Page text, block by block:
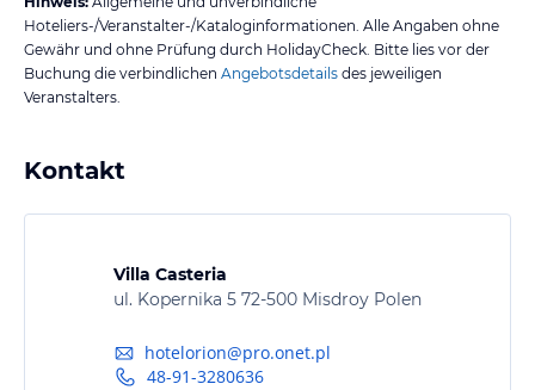
Hoteliers-/Veranstalter-/Kataloginformationen. Alle Angaben ohne
Gewähr und ohne Prüfung durch HolidayCheck. Bitte lies vor der
Buchung die verbindlichen Angebotsdetails des jeweiligen
Veranstalters.
Kontakt
Villa Casteria
ul. Kopernika 5 72-500 Misdroy Polen
hotelorion@pro.onet.pl
48-91-3280636